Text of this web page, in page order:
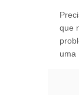
que
uma